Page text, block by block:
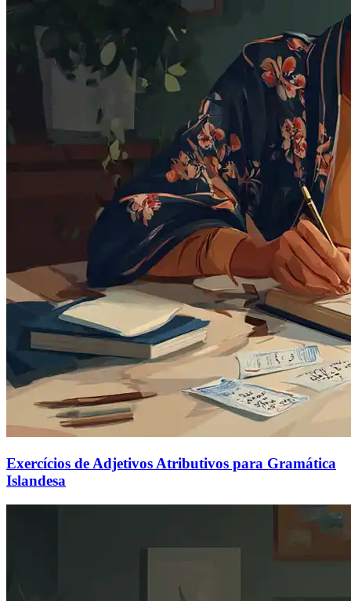
Exercícios de Adjetivos Atributivos para Gramática
Islandesa